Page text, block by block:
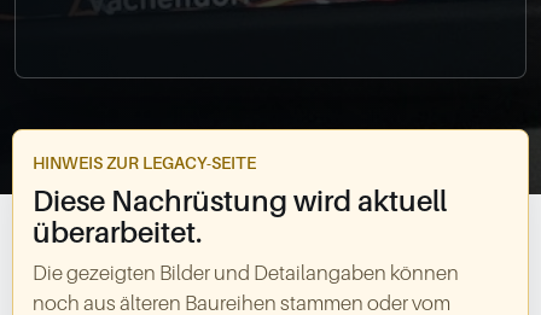
HINWEIS ZUR LEGACY-SEITE
Diese Nachrüstung wird aktuell
überarbeitet.
Die gezeigten Bilder und Detailangaben können
noch aus älteren Baureihen stammen oder vom